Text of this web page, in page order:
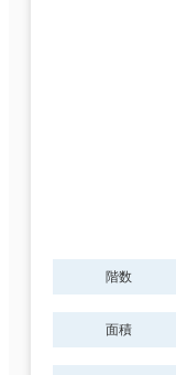
階数
面積